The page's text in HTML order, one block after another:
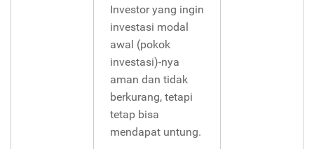
Investor yang ingin
investasi modal
awal (pokok
investasi)-nya
aman dan tidak
berkurang, tetapi
tetap bisa
mendapat untung.